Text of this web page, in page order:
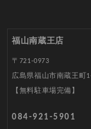
福山南蔵王店
〒721-0973
広島県福山市南蔵王町
【無料駐車場完備】
084-921-5901